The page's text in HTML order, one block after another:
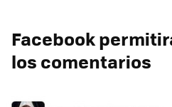
Facebook
los comentarios